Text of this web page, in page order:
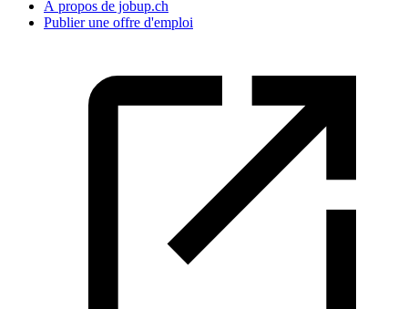
À propos de jobup.ch
Publier une offre d'emploi